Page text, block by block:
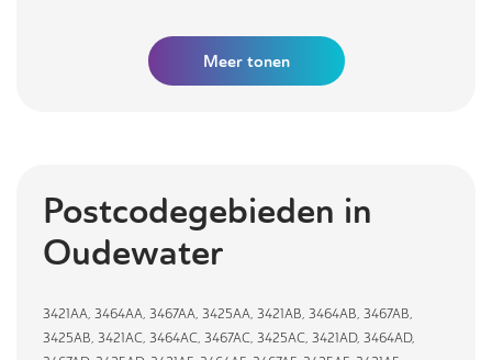
Meertonen
Postcodegebieden in
Oudewater
3421AA, 3464AA, 3467AA, 3425AA, 3421AB, 3464AB, 3467AB,
3425AB, 3421AC, 3464AC, 3467AC, 3425AC, 3421AD, 3464AD,